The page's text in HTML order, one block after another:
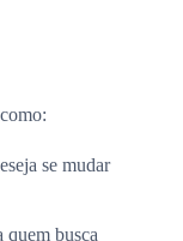
se mudar
quem busca